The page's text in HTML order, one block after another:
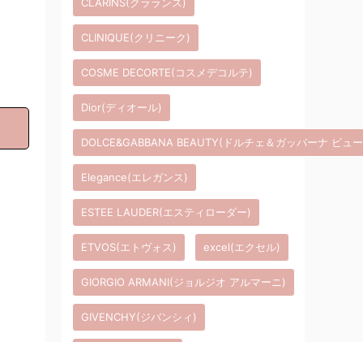
CLINIQUE(クリニーク)
COSME DECORTE(コスメデコルテ)
Dior(ディオール)
DOLCE&GABBANA BEAUTY(ドルチェ＆ガッバーナ ビュ
Elegance(エレガンス)
ESTEE LAUDER(エスティローダー)
ETVOS(エトヴォス) excel(エクセル)
GIORGIO ARMANI(ジョルジオ アルマーニ)
GIVENCHY(ジバンシィ)